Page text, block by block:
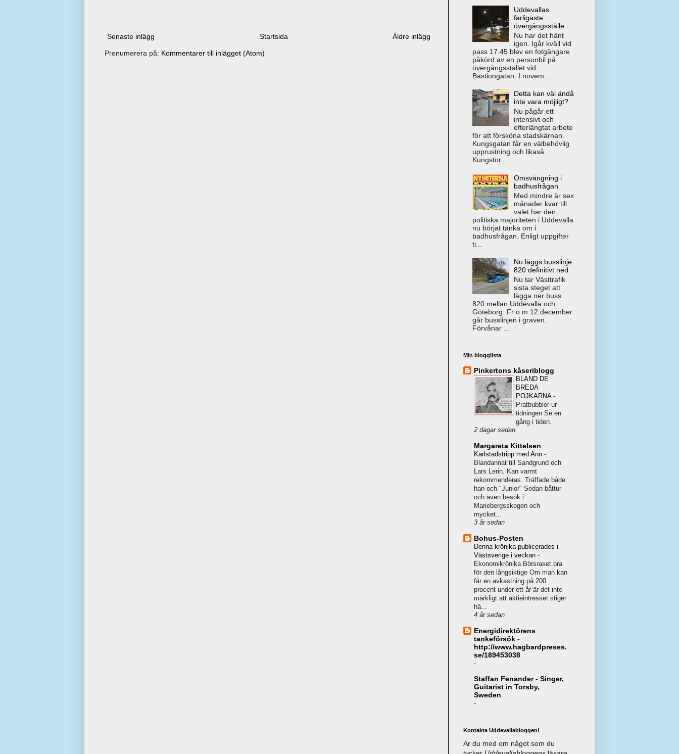
Senaste inlägg Äldre inlägg
Startsida
Prenumerera på: Kommentarer till inlägget (Atom)
Uddevallas
farligaste
övergångsställe
Nu har det hänt
igen. Igår kväll vid
pass 17.45 blev en fotgängare
påkörd av en personbil på
övergångsstället vid
Bastiongatan. I novem...
Detta kan väl ändå
inte vara möjligt?
Nu pågår ett
intensivt och
efterlängtat arbete
för att försköna stadskärnan.
Kungsgatan får en välbehövlig
upprustning och likaså
Kungstor...
Omsvängning i
badhusfrågan
Med mindre är sex
månader kvar till
valet har den
politiska majoriteten i Uddevalla
nu börjat tänka om i
badhusfrågan. Enligt uppgifter
ti...
Nu läggs busslinje
820 definitivt ned
Nu tar Västtrafik
sista steget att
lägga ner buss
820 mellan Uddevalla och
Göteborg. Fr o m 12 december
går busslinjen i graven.
Förvånar ...
Min blogglista
Pinkertons kåseriblogg
BLAND DE
BREDA
POJKARNA -
Pratbubblor ur
tidningen Se en
gång i tiden.
2 dagar sedan
Margareta Kittelsen
Karlstadstripp med Ann -
Blandannat till Sandgrund och
Lars Lerin. Kan varmt
rekommenderas. Träffade både
han och "Junior" Sedan båttur
och även besök i
Mariebergsskogen och
mycket...
3 år sedan
Bohus-Posten
Denna krönika publicerades i
Västsverige i veckan -
Ekonomikrönika Börsraset bra
för den långsiktige Om man kan
får en avkastning på 200
procent under ett år är det inte
märkligt att aktieintresset stiger
hä...
4 år sedan
Energidirektörens
tankeförsök -
http://www.hagbardpreses.
se/189453038
-
Staffan Fenander - Singer,
Guitarist in Torsby,
Sweden
-
Kontakta Uddevallabloggen!
Är du med om något som du